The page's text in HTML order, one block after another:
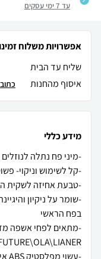
עד 7 ימי עסקים
אפשרויות משלוח
שליח עד הבית
איסוף מהחנות
מידע כללי
-שומר על ניקיון
-מתאים לפחי אשפה